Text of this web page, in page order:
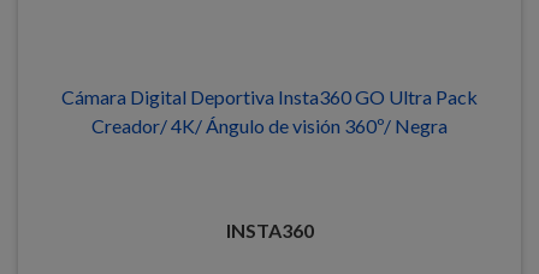
Cámara Digital Deportiva Insta360 GO Ultra Pack
Creador/ 4K/ Ángulo de visión 360º/ Negra
INSTA360